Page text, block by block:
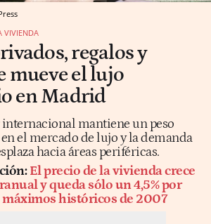
VIVIENDA
regalos y
mueve el lujo
en Madrid
mantiene un peso
el mercado de lujo y la demanda
hacia áreas periféricas.
El precio de la vivienda crece
y queda sólo un 4,5% por
máximos históricos de 2007